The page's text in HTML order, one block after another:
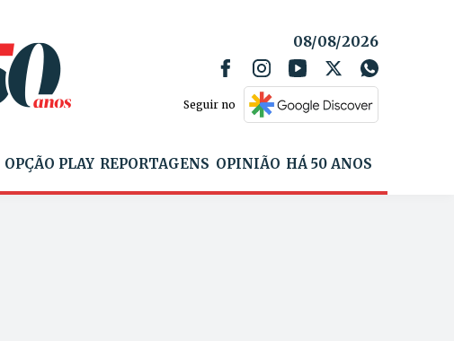
08/08/2026
Seguir no
OPÇÃO PLAY REPORTAGENS OPINIÃO HÁ 50 ANOS